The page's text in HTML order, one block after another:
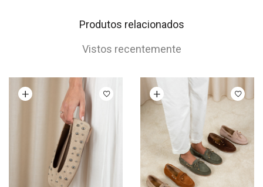
Produtos relacionados
Vistos recentemente
opções Ver opções